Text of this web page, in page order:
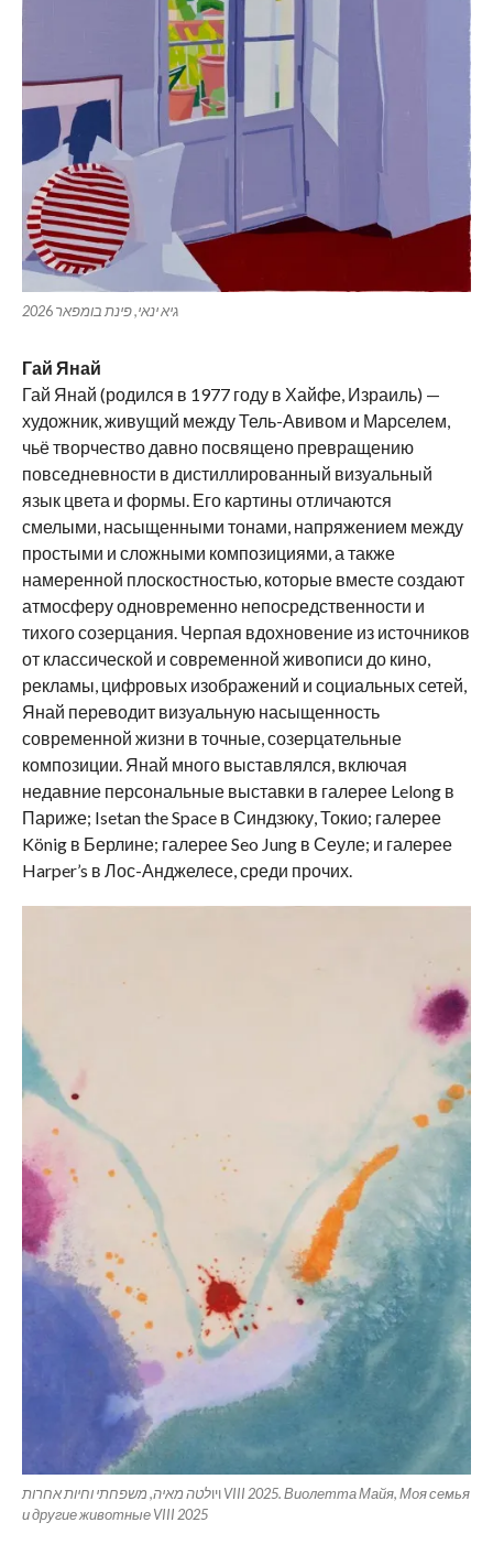
גיא ינאי, פינת בומפאר 2026
Гай Янай
Гай Янай (родился в 1977 году в Хайфе, Израиль) —
художник, живущий между Тель-Авивом и Марселем,
чьё творчество давно посвящено превращению
повседневности в дистиллированный визуальный
язык цвета и формы. Его картины отличаются
смелыми, насыщенными тонами, напряжением между
простыми и сложными композициями, а также
намеренной плоскостностью, которые вместе создают
атмосферу одновременно непосредственности и
тихого созерцания. Черпая вдохновение из источников
от классической и современной живописи до кино,
рекламы, цифровых изображений и социальных сетей,
Янай переводит визуальную насыщенность
современной жизни в точные, созерцательные
композиции. Янай много выставлялся, включая
недавние персональные выставки в галерее Lelong в
Париже; Isetan the Space в Синдзюку, Токио; галерее
König в Берлине; галерее Seo Jung в Сеуле; и галерее
Harper’s в Лос-Анджелесе, среди прочих.
ויולטה מאיה, משפחתי וחיות אחרות VIII 2025. Виолетта Майя, Моя семья
и другие животные VIII 2025